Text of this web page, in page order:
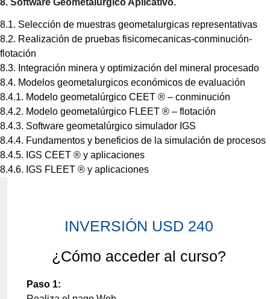
8.1. Selección de muestras geometalurgicas representativas
8.2. Realización de pruebas fisicomecanicas-conminución-
flotación
8.3. Integración minera y optimización del mineral procesado
8.4. Modelos geometalurgicos económicos de evaluación
8.4.1. Modelo geometalúrgico CEET ® – conminución
8.4.2. Modelo geometalúrgico FLEET ® – flotación
8.4.3. Software geometalúrgico simulador IGS
8.4.4. Fundamentos y beneficios de la simulación de procesos
8.4.5. IGS CEET ® y aplicaciones
8.4.6. IGS FLEET ® y aplicaciones
INVERSIÓN USD 240
¿Cómo acceder al curso?
Paso 1: